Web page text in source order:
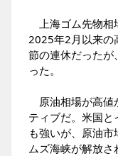
上海ゴム先物相
2025年2月以来の
節の連休だったが
った。
原油相場が高値
ティブだ。米国
も強いが、原油
ムズ海峡が解放